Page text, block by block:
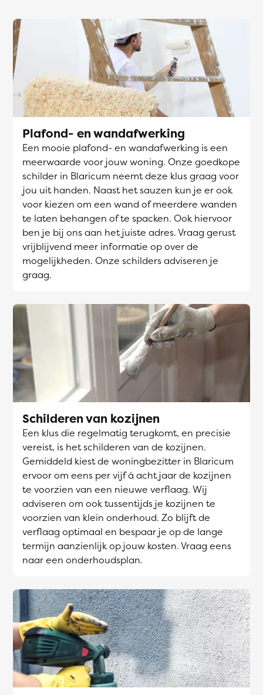
Plafond- en wandafwerking
Een mooie plafond- en wandafwerking is een
meerwaarde voor jouw woning. Onze goedkope
schilder in Blaricum neemt deze klus graag voor
jou uit handen. Naast het sauzen kun je er ook
voor kiezen om een wand of meerdere wanden
te laten behangen of te spacken. Ook hiervoor
ben je bij ons aan het juiste adres. Vraag gerust
vrijblijvend meer informatie op over de
mogelijkheden. Onze schilders adviseren je
graag.
Schilderen van kozijnen
Een klus die regelmatig terugkomt, en precisie
vereist, is het schilderen van de kozijnen.
Gemiddeld kiest de woningbezitter in Blaricum
ervoor om eens per vijf á acht jaar de kozijnen
te voorzien van een nieuwe verflaag. Wij
adviseren om ook tussentijds je kozijnen te
voorzien van klein onderhoud. Zo blijft de
verflaag optimaal en bespaar je op de lange
termijn aanzienlijk op jouw kosten. Vraag eens
naar een onderhoudsplan.